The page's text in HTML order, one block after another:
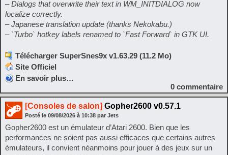
– Dialogs that overwrite their text in WM_INITDIALOG now
localize correctly.
– Japanese translation update (thanks Nekokabu.)
– `Turbo` hotkey labels renamed to `Fast Forward` in GTK UI.
Télécharger SuperSnes9x v1.63.29 (11.2 Mo)
Site Officiel
En savoir plus…
0 commentaire
[Consoles de salon] Gopher2600 v0.57.1
Posté le 09/08/2026 à 10:38 par Jets
Gopher2600 est un émulateur d’Atari 2600. Bien que les
performances ne soient pas aussi efficaces que certains autres
émulateurs, il convient néanmoins pour jouer à des jeux sur un